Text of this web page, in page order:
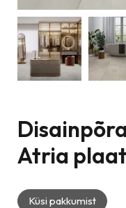
Atria plaat
Küsi pakkumist